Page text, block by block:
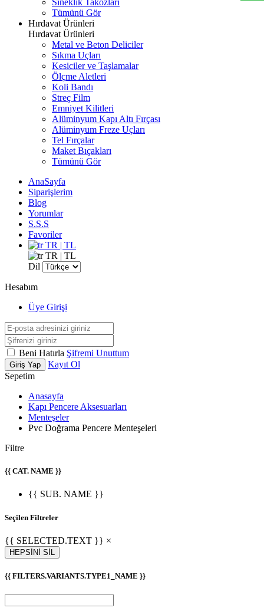
Sineklik Takozları
Tümünü Gör
Hırdavat Ürünleri
Hırdavat Ürünleri
Metal ve Beton Deliciler
Sıkma Uçları
Kesiciler ve Taşlamalar
Ölçme Aletleri
Koli Bandı
Streç Film
Emniyet Kilitleri
Alüminyum Kapı Altı Fırçası
Alüminyum Freze Uçları
Tel Fırçalar
Maket Bıçakları
Tümünü Gör
AnaSayfa
Siparişlerim
Blog
Yorumlar
S.S.S
Favoriler
TR | TL
TR | TL
Dil
Hesabım
Üye Girişi
Beni Hatırla Şifremi Unuttum
Giriş Yap
Kayıt Ol
Sepetim
Anasayfa
Kapı Pencere Aksesuarları
Menteşeler
Pvc Doğrama Pencere Menteşeleri
Filtre
{{ CAT. NAME }}
{{ SUB. NAME }}
Seçilen Filtreler
{{ SELECTED.TEXT }} ×
HEPSİNİ SİL
{{ FILTERS.VARIANTS.TYPE1_NAME }}